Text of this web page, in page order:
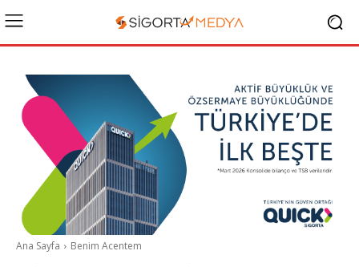
Ana Sayfa Benim Acentem